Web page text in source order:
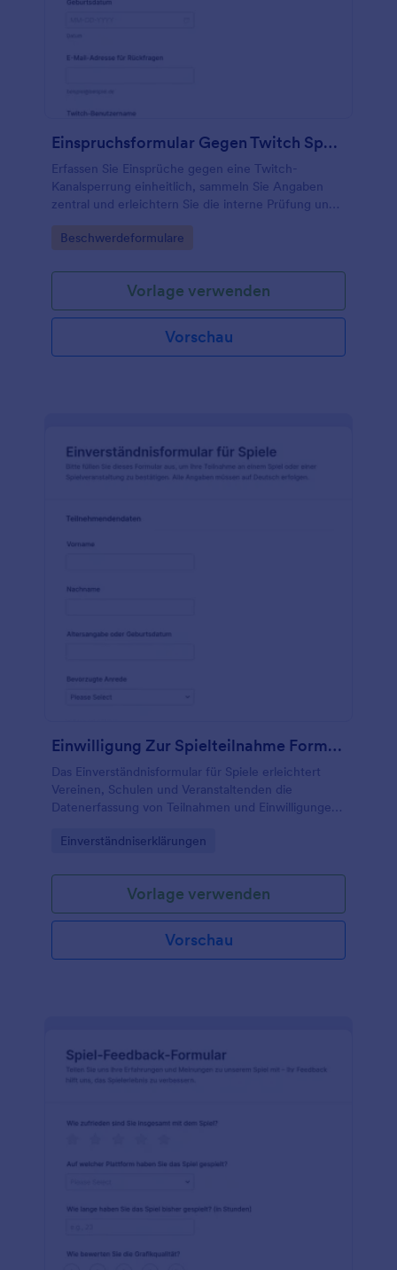
Einspruchsformular Gegen Twitch Sperre
Erfassen Sie Einsprüche gegen eine Twitch-
Kanalsperrung einheitlich, sammeln Sie Angaben
zentral und erleichtern Sie die interne Prüfung und
Formularvorlage von Jotform.
Go to Category:
Beschwerdeformulare
Vorlage verwenden
Vorschau
Einwilligung Zur Spielteilnahme Formular
Das Einverständnisformular für Spiele erleichtert
Vereinen, Schulen und Veranstaltenden die
Datenerfassung von Teilnahmen und Einwilligungen
eine nachvollziehbare Dokumentation in Jotform.
Go to Category:
Einverständniserklärungen
Vorlage verwenden
Vorschau